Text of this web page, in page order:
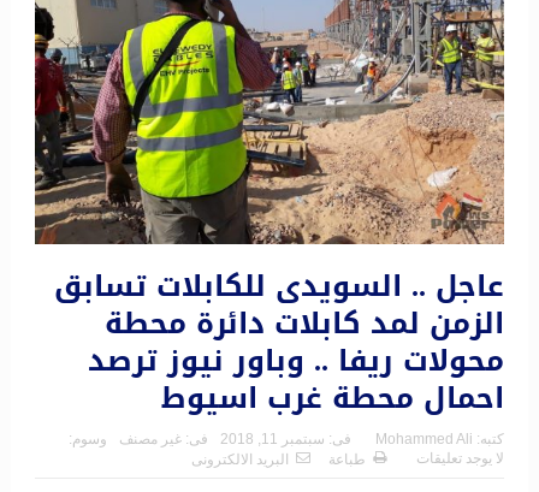
عاجل .. السويدى للكابلات تسابق
الزمن لمد كابلات دائرة محطة
محولات ريفا .. وباور نيوز ترصد
احمال محطة غرب اسيوط
كتبه: Mohammed Ali فى: سبتمبر 11, 2018 فى: غير مصنف
وسوم:
لا يوجد تعليقات
طباعة البريد الالكترونى